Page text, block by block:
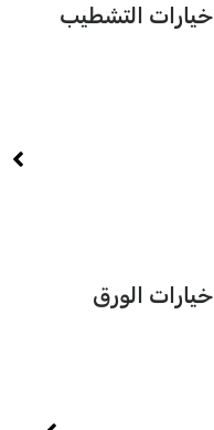
خيارات التشطيب
خيارات الورق